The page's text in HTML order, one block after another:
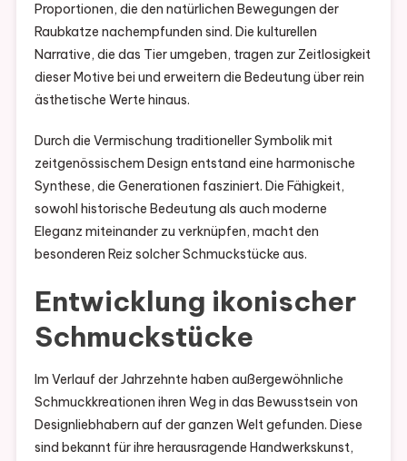
Proportionen, die den natürlichen Bewegungen der
Raubkatze nachempfunden sind. Die kulturellen
Narrative, die das Tier umgeben, tragen zur Zeitlosigkeit
dieser Motive bei und erweitern die Bedeutung über rein
ästhetische Werte hinaus.
Durch die Vermischung traditioneller Symbolik mit
zeitgenössischem Design entstand eine harmonische
Synthese, die Generationen fasziniert. Die Fähigkeit,
sowohl historische Bedeutung als auch moderne
Eleganz miteinander zu verknüpfen, macht den
besonderen Reiz solcher Schmuckstücke aus.
Entwicklung ikonischer
Schmuckstücke
Im Verlauf der Jahrzehnte haben außergewöhnliche
Schmuckkreationen ihren Weg in das Bewusstsein von
Designliebhabern auf der ganzen Welt gefunden. Diese
sind bekannt für ihre herausragende Handwerkskunst,